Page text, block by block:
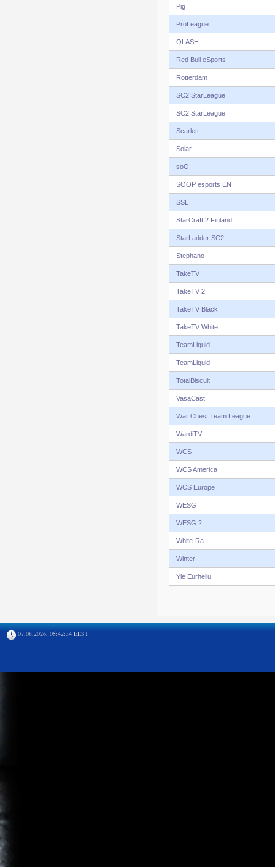
Pig
ProLeague
QLASH
Red Bull eSports
Rotterdam
SC2 StarLeague
SC2 StarLeague
Scarlett
Solar
soO
SOOP esports EN
SSL
StarCraft 2 Finland
StarLadder SC2
Stephano
TakeTV
TakeTV 2
TakeTV Black
TakeTV White
TeamLiquid
TeamLiquid
TotalBiscuit
VasaCast
War Chest Team League
WardiTV
WCS
WCS America
WCS Europe
WESG
WESG 2
White-Ra
Winter
Yle Eurheilu
07.08.2026, 05:42:34 EEST